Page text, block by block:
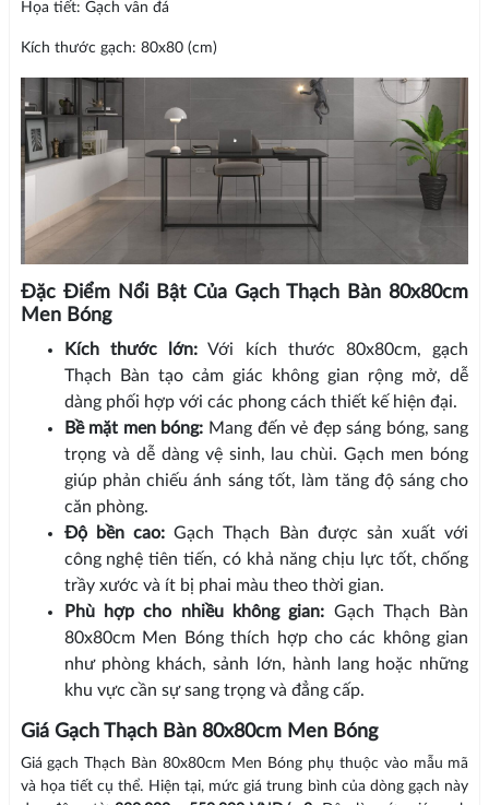
Họa tiết: Gạch vân đá
Kích thước gạch: 80x80 (cm)
Đặc Điểm Nổi Bật Của Gạch Thạch Bàn 80x80cm
Men Bóng
Kích thước lớn: Với kích thước 80x80cm, gạch
Thạch Bàn tạo cảm giác không gian rộng mở, dễ
dàng phối hợp với các phong cách thiết kế hiện đại.
Bề mặt men bóng: Mang đến vẻ đẹp sáng bóng, sang
trọng và dễ dàng vệ sinh, lau chùi. Gạch men bóng
giúp phản chiếu ánh sáng tốt, làm tăng độ sáng cho
căn phòng.
Độ bền cao: Gạch Thạch Bàn được sản xuất với
công nghệ tiên tiến, có khả năng chịu lực tốt, chống
trầy xước và ít bị phai màu theo thời gian.
Phù hợp cho nhiều không gian: Gạch Thạch Bàn
80x80cm Men Bóng thích hợp cho các không gian
như phòng khách, sảnh lớn, hành lang hoặc những
khu vực cần sự sang trọng và đẳng cấp.
Giá Gạch Thạch Bàn 80x80cm Men Bóng
Giá gạch Thạch Bàn 80x80cm Men Bóng phụ thuộc vào mẫu mã
và họa tiết cụ thể. Hiện tại, mức giá trung bình của dòng gạch này